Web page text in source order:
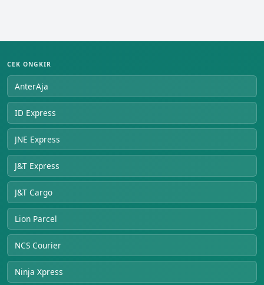
CEK ONGKIR
AnterAja
ID Express
JNE Express
J&T Express
J&T Cargo
Lion Parcel
NCS Courier
Ninja Xpress